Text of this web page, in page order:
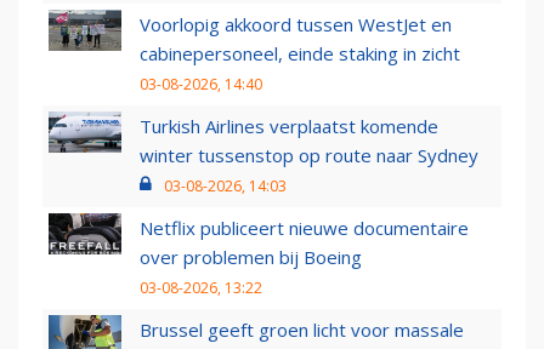
Voorlopig akkoord tussen WestJet en
cabinepersoneel, einde staking in zicht
03-08-2026, 14:40
Turkish Airlines verplaatst komende
winter tussenstop op route naar Sydney
03-08-2026, 14:03
Netflix publiceert nieuwe documentaire
over problemen bij Boeing
03-08-2026, 13:22
Brussel geeft groen licht voor massale